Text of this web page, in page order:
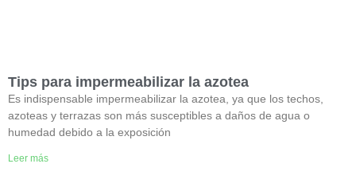
Tips para impermeabilizar la azotea
Es indispensable impermeabilizar la azotea, ya que los techos,
azoteas y terrazas son más susceptibles a daños de agua o
humedad debido a la exposición
Leer más